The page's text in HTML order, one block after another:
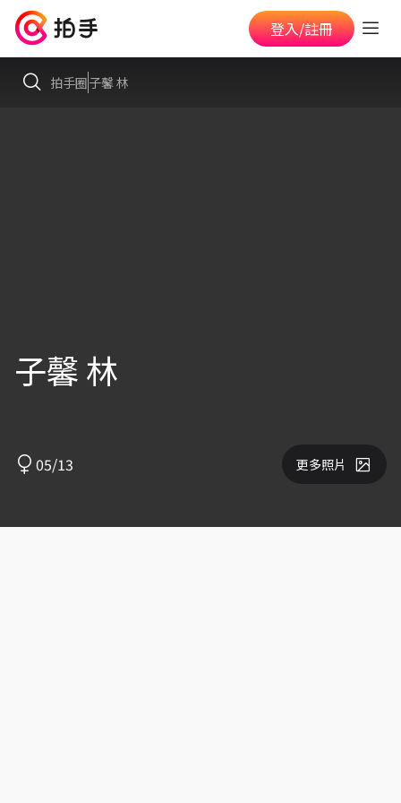
登入/註冊
拍手圈子馨 林
子馨 林
05/13 更多照片